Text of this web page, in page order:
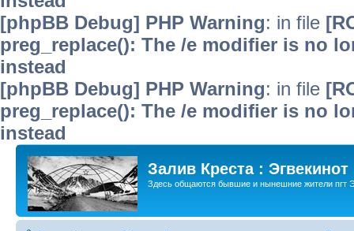
[phpBB Debug] PHP Warning: in file
preg_replace(): The /e modifier is no
instead
[phpBB Debug] PHP Warning: in file
preg_replace(): The /e modifier is no
instead
Залив Креста : Эгвекинот
Здесь общаются бывшие и нынешние жители пгт